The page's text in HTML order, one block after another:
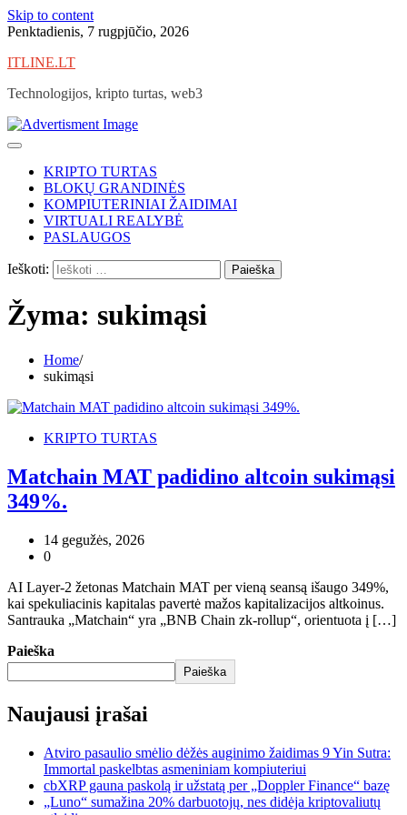
Skip to content
Penktadienis, 7 rugpjūčio, 2026
ITLINE.LT
Technologijos, kripto turtas, web3
KRIPTO TURTAS
BLOKŲ GRANDINĖS
KOMPIUTERINIAI ŽAIDIMAI
VIRTUALI REALYBĖ
PASLAUGOS
Ieškoti:
Žyma: sukimąsi
Home
sukimąsi
KRIPTO TURTAS
Matchain MAT padidino altcoin sukimąsi
349%.
14 gegužės, 2026
0
AI Layer-2 žetonas Matchain MAT per vieną seansą išaugo 349%,
kai spekuliacinis kapitalas pavertė mažos kapitalizacijos altkoinus.
Santrauka „Matchain“ yra „BNB Chain zk-rollup“, orientuota į […]
Paieška
Paieška
Naujausi įrašai
Atviro pasaulio smėlio dėžės auginimo žaidimas 9 Yin Sutra:
Immortal paskelbtas asmeniniam kompiuteriui
cbXRP gauna paskolą ir užstatą per „Doppler Finance“ bazę
„Luno“ sumažina 20% darbuotojų, nes didėja kriptovaliutų